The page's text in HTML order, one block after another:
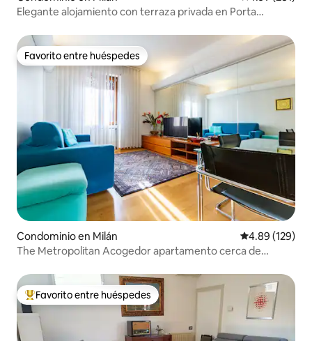
Elegante alojamiento con terraza privada en Porta
Favorito entre huéspedes
Favorito entre huéspedes
Condominio en Milán Calificación
4.89 (129)
The Metropolitan Acogedor apartamento cerca de
De los mejores en Favorito entre huéspedes
Favorito entre huéspedes